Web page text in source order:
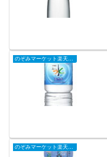
のぞみマーケット楽天市場店